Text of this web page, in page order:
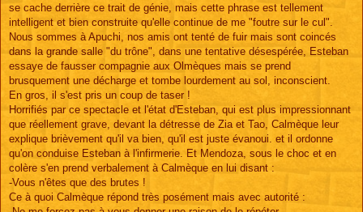
se cache derrière ce trait de génie, mais cette phrase est tellement
intelligent et bien construite qu'elle continue de me "foutre sur le cul".
Nous sommes à Apuchi, nos amis ont tenté de fuir mais sont coincés
dans la grande salle "du trône", dans une tentative désespérée, Esteban
essaye de fausser compagnie aux Olmèques mais se prend
brusquement une décharge et tombe lourdement au sol, inconscient.
En gros, il s'est pris un coup de taser !
Horrifiés par ce spectacle et l'état d'Esteban, qui est plus impressionnant
que réellement grave, devant la détresse de Zia et Tao, Calmèque leur
explique brièvement qu'il va bien, qu'il est juste évanoui. et il ordonne
qu'on conduise Esteban à l'infirmerie. Et Mendoza, sous le choc et en
colère s'en prend verbalement à Calmèque en lui disant :
-Vous n'êtes que des brutes !
Ce à quoi Calmèque répond très posément mais avec autorité :